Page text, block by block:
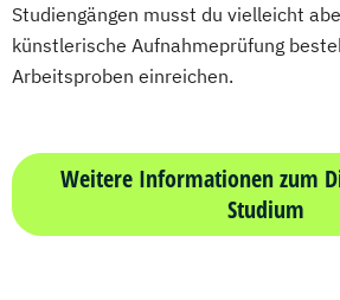
Studiengängen musst du vielleicht
künstlerische Aufnahmeprüfung
Arbeitsproben einreichen.
Weitere Informationen zum
Studium